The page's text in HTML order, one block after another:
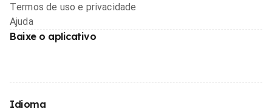
Termos de uso e privacidade
Ajuda
Baixe o aplicativo
Idioma